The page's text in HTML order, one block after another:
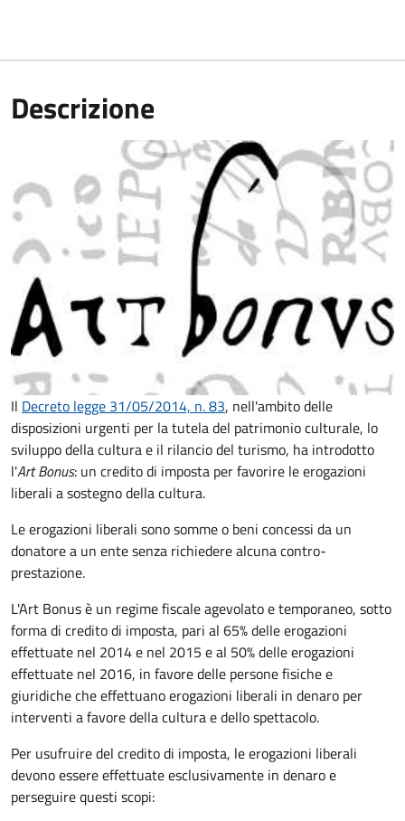
Descrizione
Il Decreto legge 31/05/2014, n. 83, nell'ambito delle
disposizioni urgenti per la tutela del patrimonio culturale, lo
sviluppo della cultura e il rilancio del turismo, ha introdotto
l'Art Bonus: un credito di imposta per favorire le erogazioni
liberali a sostegno della cultura.
Le erogazioni liberali sono somme o beni concessi da un
donatore a un ente senza richiedere alcuna contro-
prestazione.
L'Art Bonus è un regime fiscale agevolato e temporaneo, sotto
forma di credito di imposta, pari al 65% delle erogazioni
effettuate nel 2014 e nel 2015 e al 50% delle erogazioni
effettuate nel 2016, in favore delle persone fisiche e
giuridiche che effettuano erogazioni liberali in denaro per
interventi a favore della cultura e dello spettacolo.
Per usufruire del credito di imposta, le erogazioni liberali
devono essere effettuate esclusivamente in denaro e
perseguire questi scopi: